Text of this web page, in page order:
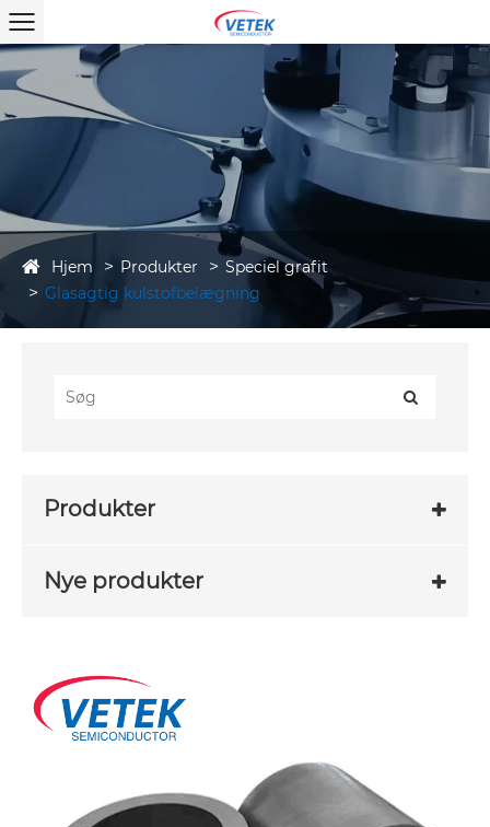
Hjem Produkter
Speciel grafit
Glasagtig kulstofbelægning
Produkter
Nye produkter